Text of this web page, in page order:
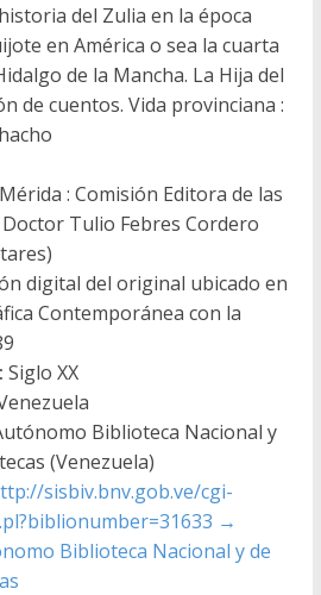
del Zulia en la época
en América o sea la cuarta
de la Mancha. La Hija del
de cuentos. Vida provinciana :
Mérida : Comisión Editora de las
Tulio Febres Cordero
digital del original ubicado en
Contemporánea con la
Siglo XX
Biblioteca Nacional y
(Venezuela)
sisbiv.bnv.gob.ve/cgi-
→
Biblioteca Nacional y de